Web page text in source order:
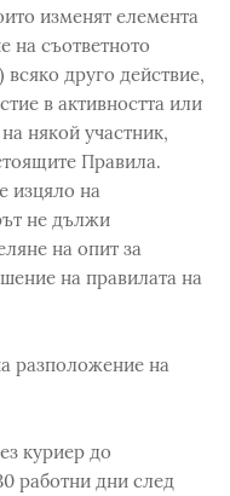
изменят елемента
на съответното
друго действие,
в активността или
някой участник,
Правила.
изцяло на
не дължи
на опит за
на правилата на
разположение на
куриер до
работни дни след